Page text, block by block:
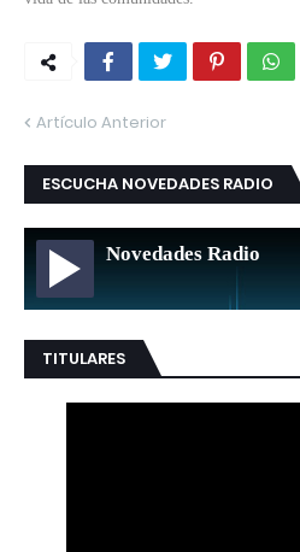
Artículo Anterior
ESCUCHA NOVEDADES RADIO
Novedades Radio
TITULARES